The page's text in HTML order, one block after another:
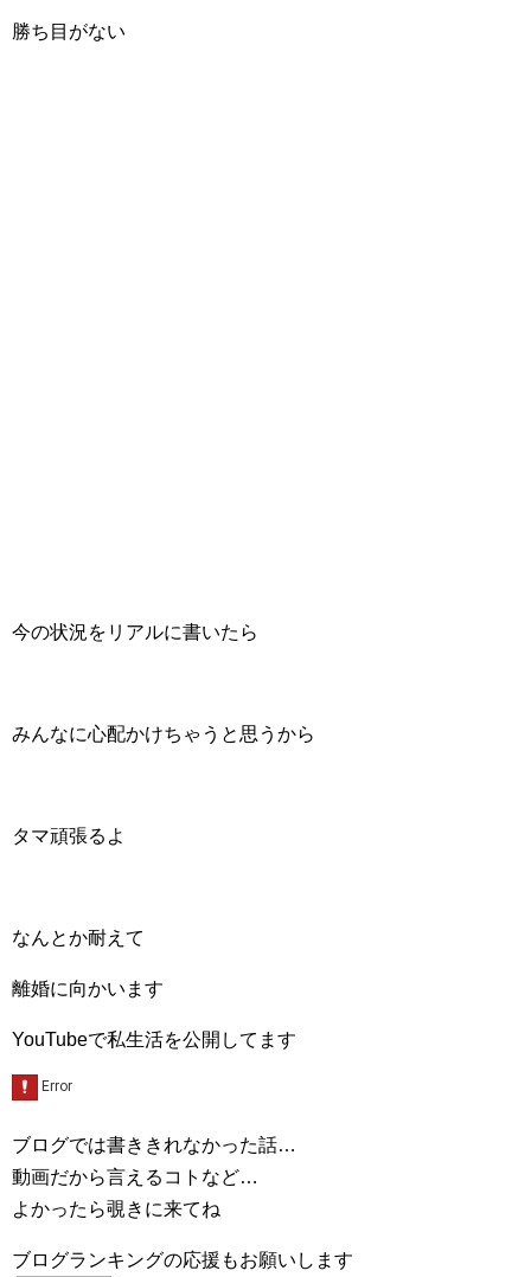
勝ち目がない
今の状況をリアルに書いたら
みんなに心配かけちゃうと思うから
タマ頑張るよ
なんとか耐えて
離婚に向かいます
YouTubeで私生活を公開してます
ブログでは書ききれなかった話…
動画だから言えるコトなど…
よかったら覗きに来てね
ブログランキングの応援もお願いします